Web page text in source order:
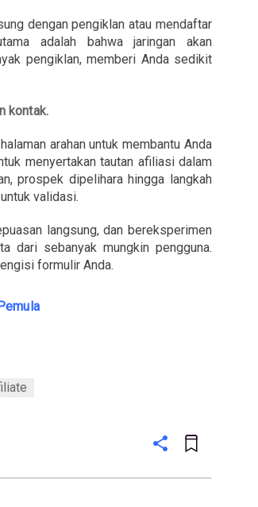
dengan pengiklan atau mendaftar
adalah bahwa jaringan akan
pengiklan, memberi Anda sedikit
kontak.
arahan untuk membantu Anda
menyertakan tautan afiliasi dalam
prospek dipelihara hingga langkah
validasi.
langsung, dan bereksperimen
dari sebanyak mungkin pengguna.
formulir Anda.